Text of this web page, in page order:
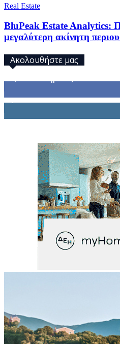
Real Estate
BluPeak Estate Analytics:
μεγαλύτερη ακίνητη
Ακολουθήστε μας